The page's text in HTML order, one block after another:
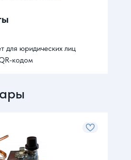
для юридических лиц
кодом